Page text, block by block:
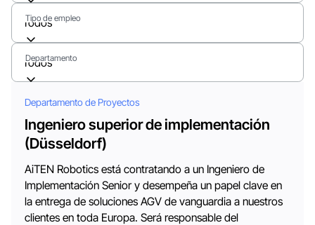
Tipo de empleo
Todos
Departamento
Todos
Departamento de Proyectos
Ingeniero superior de implementación
(Düsseldorf)
AiTEN Robotics está contratando a un Ingeniero de
Implementación Senior y desempeña un papel clave en
la entrega de soluciones AGV de vanguardia a nuestros
clientes en toda Europa. Será responsable del